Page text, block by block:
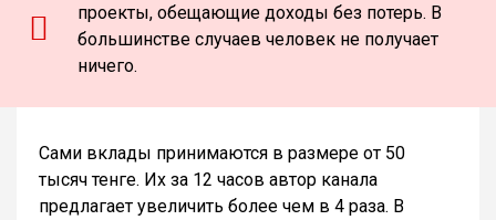
проекты, обещающие доходы без потерь. В
большинстве случаев человек не получает
ничего.
Сами вклады принимаются в размере от 50
тысяч тенге. Их за 12 часов автор канала
предлагает увеличить более чем в 4 раза. В